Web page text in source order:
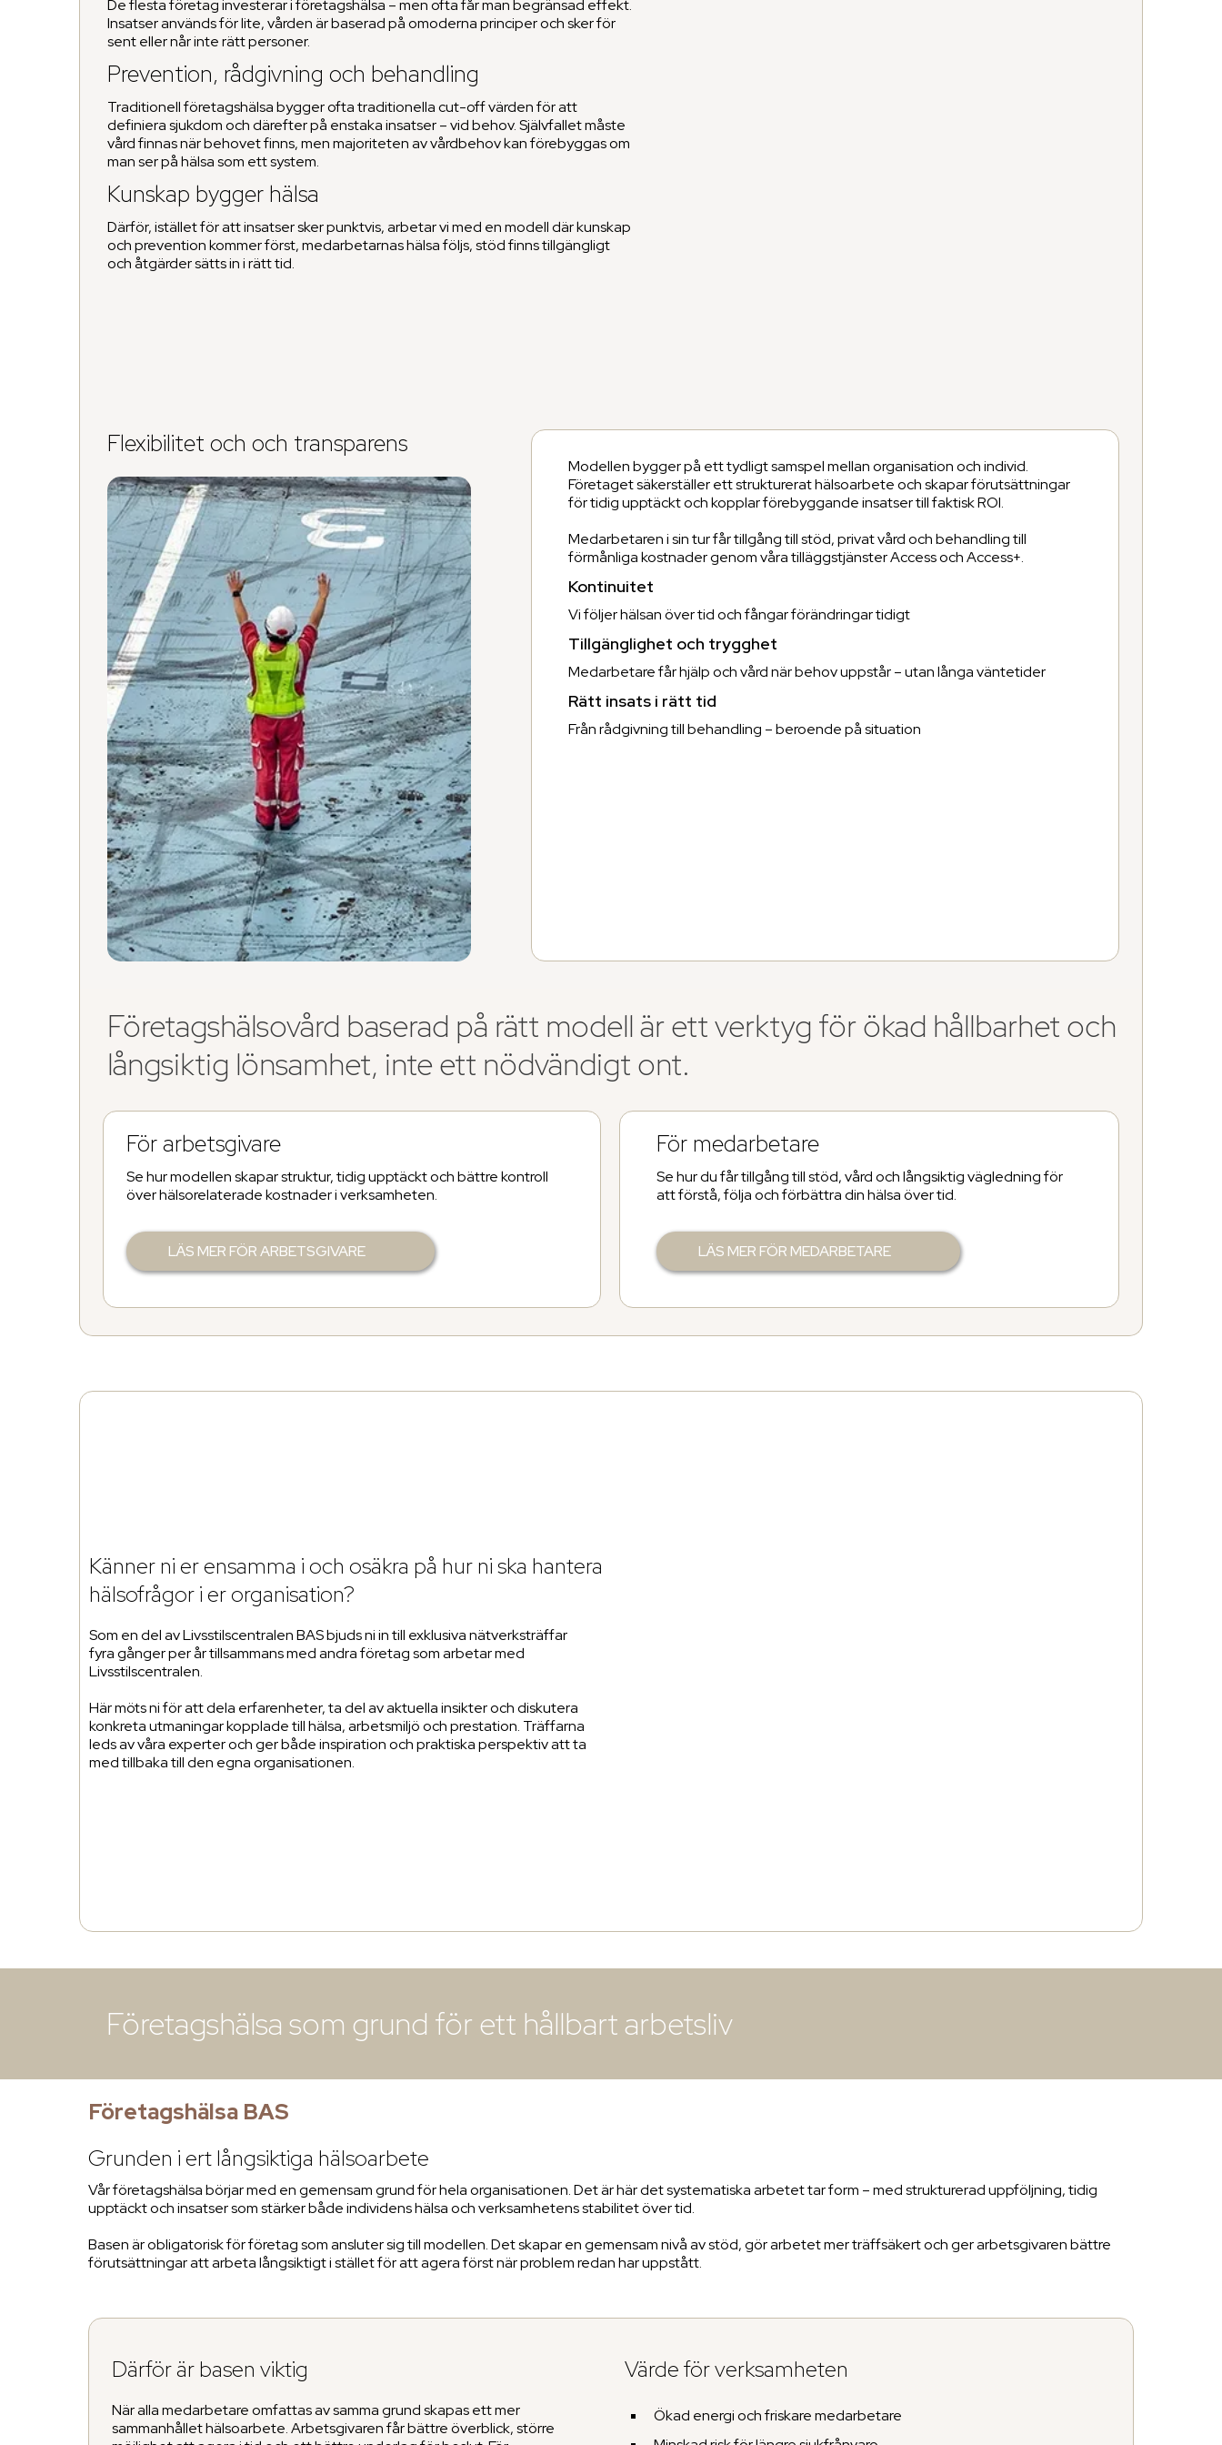
De flesta företag investerar i företagshälsa – men ofta får man begränsad effekt.
Insatser används för lite, vården är baserad på omoderna principer och sker för
sent eller når inte rätt personer.
Prevention, rådgivning och behandling
Traditionell företagshälsa bygger ofta traditionella cut-off värden för att
definiera sjukdom och därefter på enstaka insatser – vid behov. Självfallet måste
vård finnas när behovet finns, men majoriteten av vårdbehov kan förebyggas om
man ser på hälsa som ett system.
Kunskap bygger hälsa
Därför, istället för att insatser sker punktvis, arbetar vi med en modell där kunskap
och prevention kommer först, medarbetarnas hälsa följs, stöd finns tillgängligt
och åtgärder sätts in i rätt tid.
Flexibilitet och och transparens
Modellen bygger på ett tydligt samspel mellan organisation och individ.
Företaget säkerställer ett strukturerat hälsoarbete och skapar förutsättningar
för tidig upptäckt och kopplar förebyggande insatser till faktisk ROI.
Medarbetaren i sin tur får tillgång till stöd, privat vård och behandling till
förmånliga kostnader genom våra tilläggstjänster Access och Access+.
Kontinuitet
Vi följer hälsan över tid och fångar förändringar tidigt
Tillgänglighet och trygghet
Medarbetare får hjälp och vård när behov uppstår – utan långa väntetider
Rätt insats i rätt tid
Från rådgivning till behandling – beroende på situation
Företagshälsovård baserad på rätt modell är ett verktyg för ökad hållbarhet och
långsiktig lönsamhet, inte ett nödvändigt ont.
För arbetsgivare
Se hur modellen skapar struktur, tidig upptäckt och bättre kontroll
över hälsorelaterade kostnader i verksamheten.
LÄS MER FÖR ARBETSGIVARE
För medarbetare
Se hur du får tillgång till stöd, vård och långsiktig vägledning för
att förstå, följa och förbättra din hälsa över tid.
LÄS MER FÖR MEDARBETARE
Känner ni er ensamma i och osäkra på hur ni ska hantera
hälsofrågor i er organisation?
Som en del av Livsstilscentralen BAS bjuds ni in till exklusiva nätverksträffar
fyra gånger per år tillsammans med andra företag som arbetar med
Livsstilscentralen.
Här möts ni för att dela erfarenheter, ta del av aktuella insikter och diskutera
konkreta utmaningar kopplade till hälsa, arbetsmiljö och prestation. Träffarna
leds av våra experter och ger både inspiration och praktiska perspektiv att ta
med tillbaka till den egna organisationen.
Företagshälsa som grund för ett hållbart arbetsliv
Företagshälsa BAS
Grunden i ert långsiktiga hälsoarbete
Vår företagshälsa börjar med en gemensam grund för hela organisationen. Det är här det systematiska arbetet tar form – med strukturerad uppföljning, tidig
upptäckt och insatser som stärker både individens hälsa och verksamhetens stabilitet över tid.
Basen är obligatorisk för företag som ansluter sig till modellen. Det skapar en gemensam nivå av stöd, gör arbetet mer träffsäkert och ger arbetsgivaren bättre
förutsättningar att arbeta långsiktigt i stället för att agera först när problem redan har uppstått.
Därför är basen viktig
När alla medarbetare omfattas av samma grund skapas ett mer
sammanhållet hälsoarbete. Arbetsgivaren får bättre överblick, större
Värde för verksamheten
Ökad energi och friskare medarbetare